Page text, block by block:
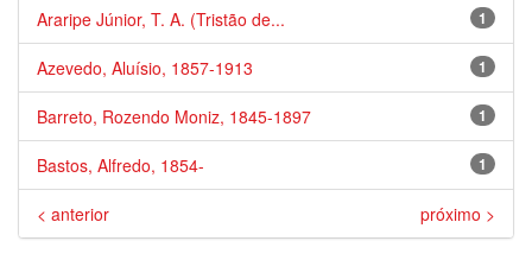
1
Araripe Júnior, T. A. (Tristão de...
1
Azevedo, Aluísio, 1857-1913
1
Barreto, Rozendo Moniz, 1845-1897
1
Bastos, Alfredo, 1854-
< anterior próximo >